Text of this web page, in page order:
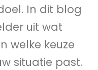
In dit blog
uit wat
welke keuze
situatie past.